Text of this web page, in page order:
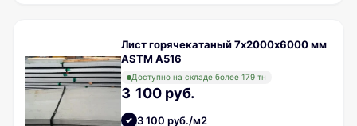
Лист горячекатаный 7х2000х6000 мм
ASTM A516
Доступно на складе более 179 тн
3 100 руб.
3 100 руб./м2